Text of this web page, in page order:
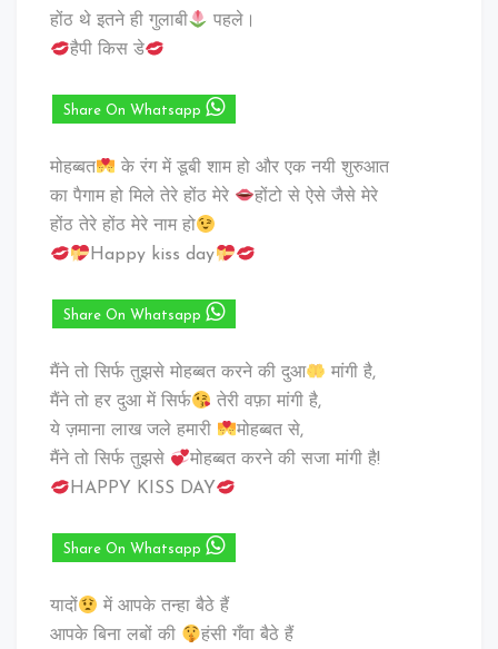
होंठ थे इतने ही गुलाबी
पहले।
हैपी किस डे
Share On Whatsapp
मोहब्बत
के रंग में डूबी शाम हो और एक नयी शुरुआत
का पैगाम हो मिले तेरे होंठ मेरे
होंटो से ऐसे जैसे मेरे
होंठ तेरे होंठ मेरे नाम हो
Happy kiss day
Share On Whatsapp
मैंने तो सिर्फ तुझसे मोहब्बत करने की दुआ
मांगी है,
मैंने तो हर दुआ में सिर्फ
तेरी वफ़ा मांगी है,
ये ज़माना लाख जले हमारी
मोहब्बत से,
मैंने तो सिर्फ तुझसे
मोहब्बत करने की सजा मांगी है!
HAPPY KISS DAY
Share On Whatsapp
यादों
में आपके तन्हा बैठे हैं
आपके बिना लबों की
हंसी गँवा बैठे हैं